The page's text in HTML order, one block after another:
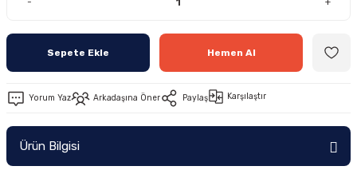
Sepete Ekle Hemen Al
Yorum Yaz Arkadaşına Öner Paylaş Karşılaştır
Ürün Bilgisi